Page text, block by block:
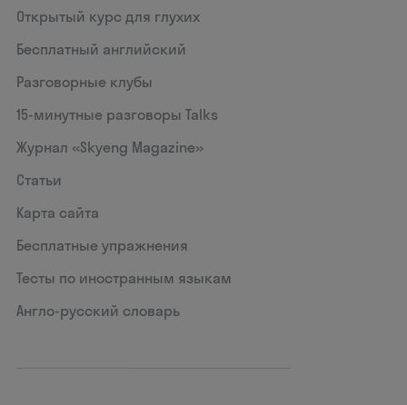
Открытый курс для глухих
Бесплатный английский
Разговорные клубы
15‑минутные разговоры Talks
Журнал «Skyeng Magazine»
Статьи
Карта сайта
Бесплатные упражнения
Тесты по иностранным языкам
Англо-русский словарь